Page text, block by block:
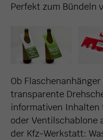
Perfekt zum Bündeln
Ob
transparente
informativen Inhalten
oder Ventilschablone
der Kfz-Werkstatt: